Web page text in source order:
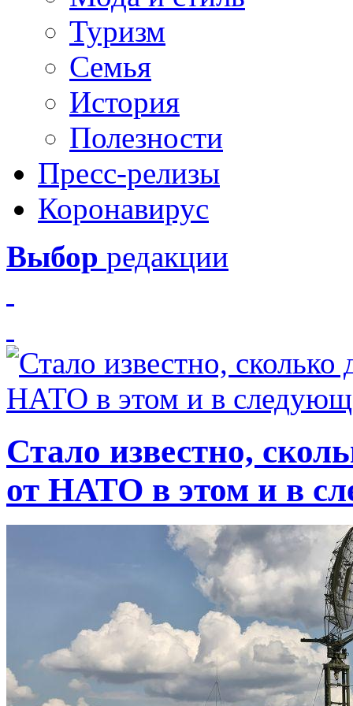
Туризм
Семья
История
Полезности
Пресс-релизы
Коронавирус
Выбор редакции
Стало известно,
от НАТО в этом и в